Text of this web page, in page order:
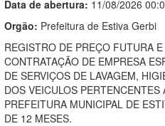
Data de abertura: 11/08/2026
Orgão: Prefeitura de Estiva Gerbi
REGISTRO DE PREÇO FUTURA
CONTRATAÇÃO DE EMPRESA
DE SERVIÇOS DE LAVAGEM,
DOS VEICULOS PERTENCENTES
PREFEITURA MUNICIPAL DE
DE 12 MESES.